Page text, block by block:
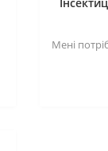
Мені